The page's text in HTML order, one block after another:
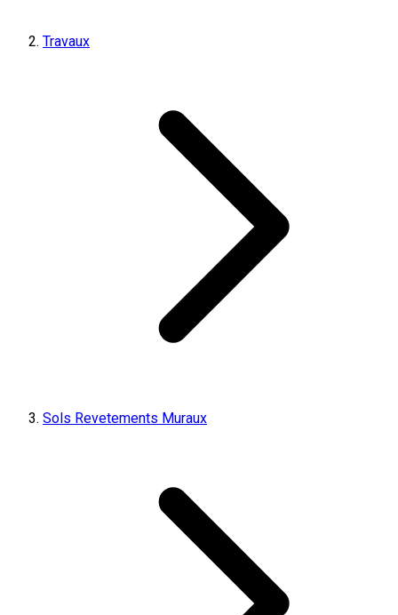
Travaux
Sols Revetements Muraux